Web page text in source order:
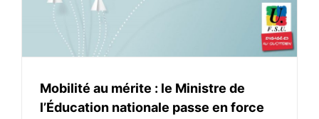
Mobilité au mérite : le Ministre de
l’Éducation nationale passe en force